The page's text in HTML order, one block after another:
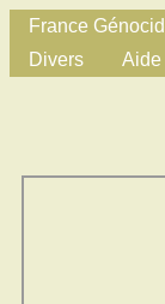
France
Divers
Aide